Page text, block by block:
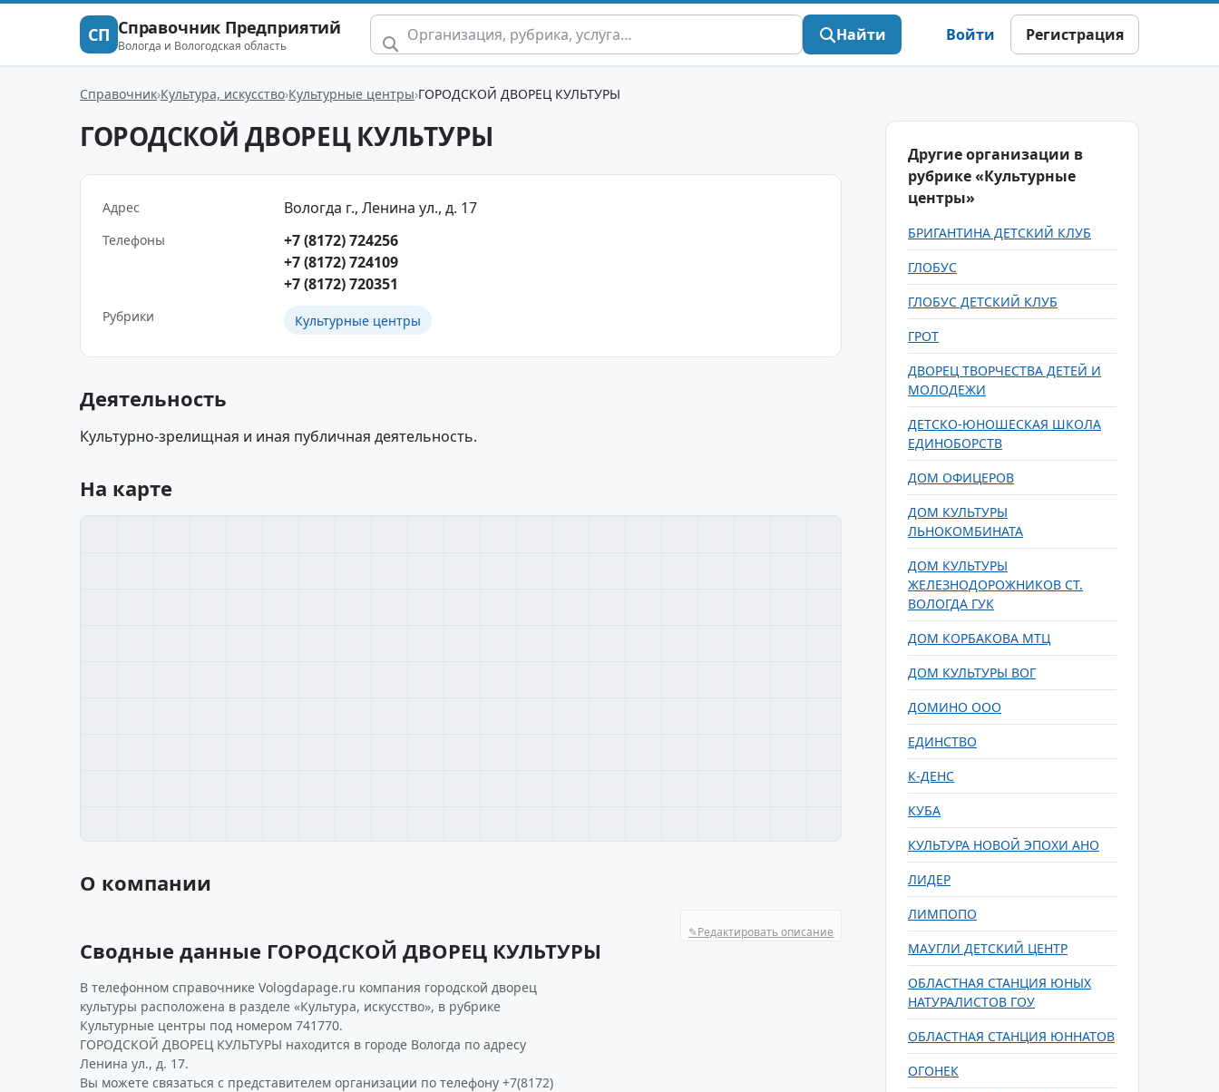
СП Справочник Предприятий
Вологда и Вологодская область
Найти Войти Регистрация
Справочник Культура, искусство Культурные центры ГОРОДСКОЙ ДВОРЕЦ КУЛЬТУРЫ
ГОРОДСКОЙ ДВОРЕЦ КУЛЬТУРЫ
Адрес Вологда г., Ленина ул., д. 17
Телефоны
+7 (8172) 724256
+7 (8172) 724109
+7 (8172) 720351
Рубрики Культурные центры
Деятельность
Культурно-зрелищная и иная публичная деятельность.
На карте
О компании
✎Редактировать описание
Сводные данные ГОРОДСКОЙ ДВОРЕЦ КУЛЬТУРЫ
В телефонном справочнике Vologdapage.ru компания городской дворец
культуры расположена в разделе «Культура, искусство», в рубрике
Культурные центры под номером 741770.
ГОРОДСКОЙ ДВОРЕЦ КУЛЬТУРЫ находится в городе Вологда по адресу
Ленина ул., д. 17.
Вы можете связаться с представителем организации по телефону +7(8172)
Другие организации в
рубрике «Культурные
центры»
БРИГАНТИНА ДЕТСКИЙ КЛУБ
ГЛОБУС
ГЛОБУС ДЕТСКИЙ КЛУБ
ГРОТ
ДВОРЕЦ ТВОРЧЕСТВА ДЕТЕЙ И
МОЛОДЕЖИ
ДЕТСКО-ЮНОШЕСКАЯ ШКОЛА
ЕДИНОБОРСТВ
ДОМ ОФИЦЕРОВ
ДОМ КУЛЬТУРЫ
ЛЬНОКОМБИНАТА
ДОМ КУЛЬТУРЫ
ЖЕЛЕЗНОДОРОЖНИКОВ СТ.
ВОЛОГДА ГУК
ДОМ КОРБАКОВА МТЦ
ДОМ КУЛЬТУРЫ ВОГ
ДОМИНО ООО
ЕДИНСТВО
К-ДЕНС
КУБА
КУЛЬТУРА НОВОЙ ЭПОХИ АНО
ЛИДЕР
ЛИМПОПО
МАУГЛИ ДЕТСКИЙ ЦЕНТР
ОБЛАСТНАЯ СТАНЦИЯ ЮНЫХ
НАТУРАЛИСТОВ ГОУ
ОБЛАСТНАЯ СТАНЦИЯ ЮННАТОВ
ОГОНЕК